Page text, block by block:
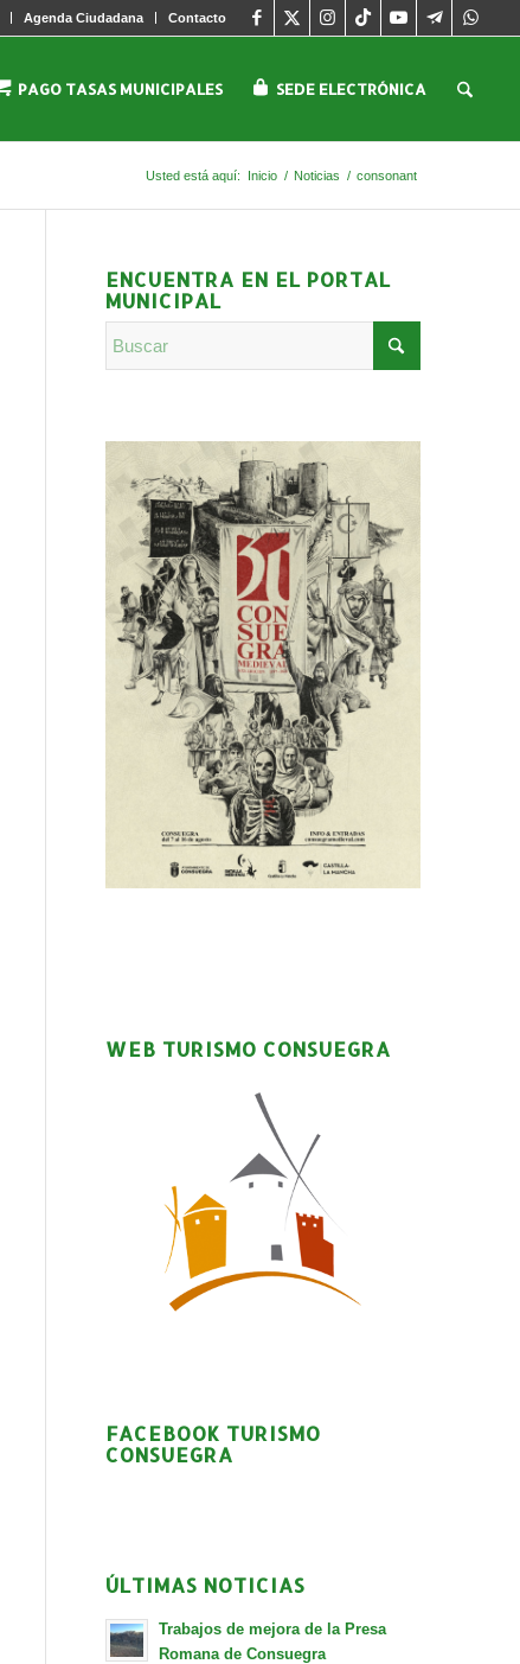
Agenda Ciudadana Contacto
PAGO TASAS MUNICIPALES SEDE ELECTRÓNICA
Usted está aquí: Inicio / Noticias / consonant
ENCUENTRA EN EL PORTAL
MUNICIPAL
WEB TURISMO CONSUEGRA
FACEBOOK TURISMO
CONSUEGRA
ÚLTIMAS NOTICIAS
Trabajos de mejora de la Presa
Romana de Consuegra